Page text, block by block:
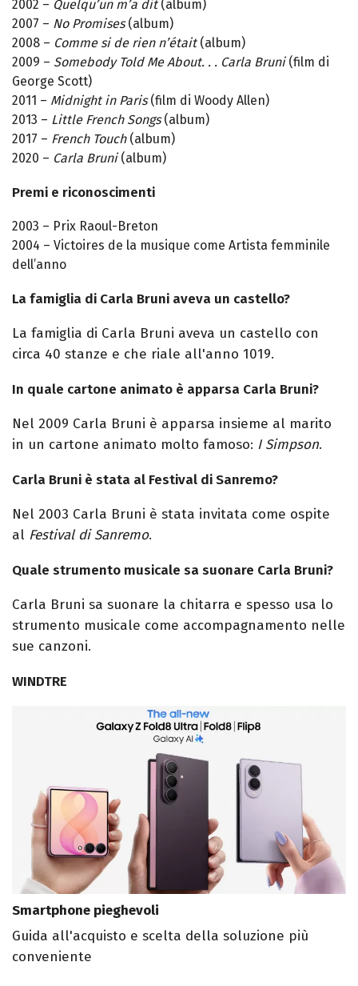
2002 – Quelqu’un m’a dit(album)
2007 – No Promises(album)
2008 – Comme si de rien n’était(album)
2009 – Somebody Told Me About. . . Carla Bruni(film di
George Scott)
2011 – Midnight in Paris(film di Woody Allen)
2013 – Little French Songs(album)
2017 – French Touch (album)
2020 – Carla Bruni(album)
Premi e riconoscimenti
2003 – Prix Raoul-Breton
2004 – Victoires de la musique come Artista femminile
dell’anno
La famiglia di Carla Bruni aveva un castello?
La famiglia di Carla Bruni aveva un castello con
circa 40 stanze e che riale all'anno 1019.
In quale cartone animato è apparsa Carla Bruni?
Nel 2009 Carla Bruni è apparsa insieme al marito
in un cartone animato molto famoso: I Simpson.
Carla Bruni è stata al Festival di Sanremo?
Nel 2003 Carla Bruni è stata invitata come ospite
al Festival di Sanremo.
Quale strumento musicale sa suonare Carla Bruni?
Carla Bruni sa suonare la chitarra e spesso usa lo
strumento musicale come accompagnamento nelle
sue canzoni.
WINDTRE
Smartphone pieghevoli
Guida all'acquisto e scelta della soluzione più
conveniente